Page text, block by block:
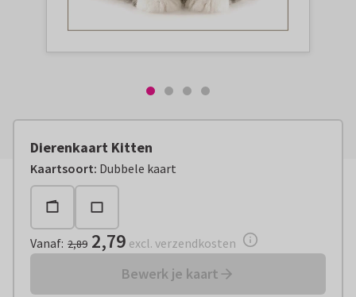
Dierenkaart Kitten
Kaartsoort: Dubbele kaart
Vanaf:€ 2,79 excl. verzendkosten
Vanaf: 2,89 2,79 excl. verzendkosten
Bewerk je kaart